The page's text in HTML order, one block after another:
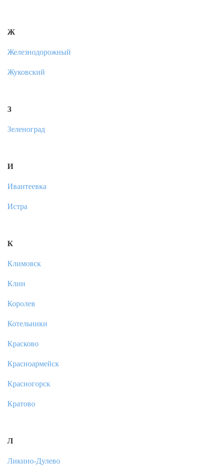
Ж
Железнодорожный
Жуковский
З
Зеленоград
И
Ивантеевка
Истра
К
Климовск
Клин
Королев
Котельники
Красково
Красноармейск
Красногорск
Кратово
Л
Ликино-Дулево